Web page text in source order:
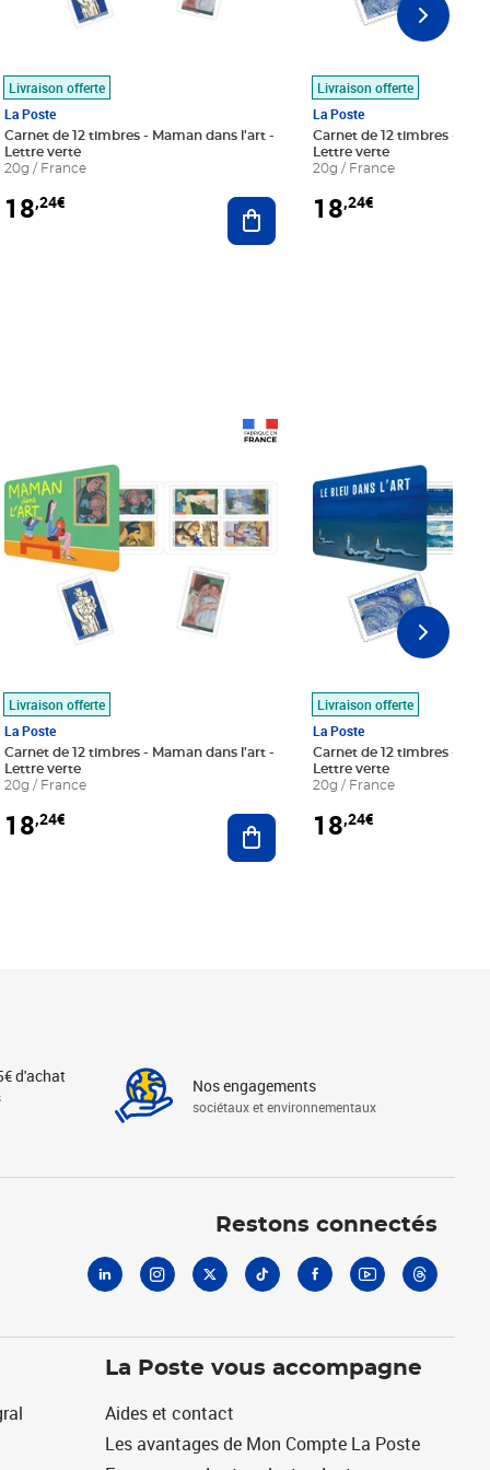
au panier
Livraison offerte
La Poste
Carnet de 12 timbres - Maman dans l'art -
Lettre verte
20g / France
18,24€ Ajouter au panier
Livraison offerte
La Poste
Carnet de 12 timbres - Le
Lettre verte
20g / France
18,24€
au panier
Livraison offerte
La Poste
Carnet de 12 timbres - Maman dans l'art -
Lettre verte
20g / France
18,24€ Ajouter au panier
Livraison offerte
La Poste
Carnet de 12 timbres - Le
Lettre verte
20g / France
18,24€
d'achat Nos engagements
sociétaux et environnementaux
Restons connectés
La Poste vous accompagne
Aides et contact
Les avantages de Mon Compte La Poste